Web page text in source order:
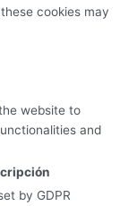
cookies may
website to
and
by GDPR